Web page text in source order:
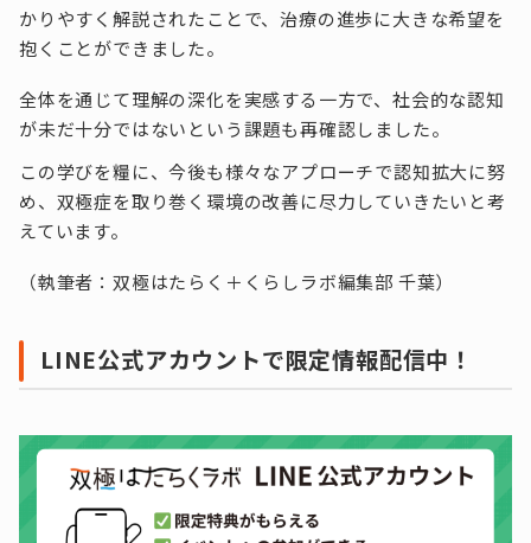
かりやすく解説されたことで、治療の進歩に大きな希望を
抱くことができました。
全体を通じて理解の深化を実感する一方で、社会的な認知
が未だ十分ではないという課題も再確認しました。
この学びを糧に、今後も様々なアプローチで認知拡大に努
め、双極症を取り巻く環境の改善に尽力していきたいと考
えています。
（執筆者：双極はたらく＋くらしラボ編集部 千葉）
LINE公式アカウントで限定情報配信中！